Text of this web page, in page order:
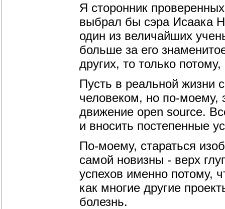
Я сторонник
выбрал бы сэра Исаака
один из величайших
больше за его
других, то только
Пусть в реальной жизни
человеком, но по-моему,
движение open source.
и вносить постепенные
По-моему, стараться
самой новизны - верх
успехов именно потому,
как многие другие
болезнь.